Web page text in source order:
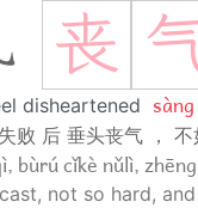
丧
disheartened
败 后 垂头丧气 ， 不
bùrú cǐkè nǔlì,
not so hard,